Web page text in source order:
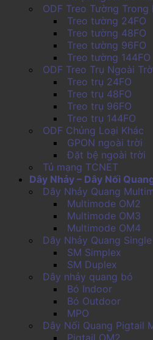
ODF Treo Tường Trong
Treo tường 24FO
Treo tường 48FO
Treo tường 96FO
Treo tường 144FO
ODF Treo Trụ Ngoài
Treo trụ 24FO
Treo trụ 48FO
Treo trụ 96FO
Treo trụ 144FO
ODF Chủng Loại Khác
GPON ngoài trời
Đặt bệ ngoài trời
Tủ mạng TCNET
Dây Nhảy – Dây Nối
Dây Nhảy Quang
Multimode OM2
Multimode OM3
Multimode OM4
Dây Nhảy Quang
SM Simplex
SM Duplex
Dây nhảy quang bó
Bó Indoor
Bó Outdoor
MPO
Dây Nối Quang Pigtail
Pigtail OM2